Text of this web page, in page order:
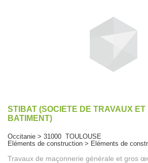
STIBAT (SOCIETE DE TRAVAUX
BATIMENT)
Occitanie > 31000 TOULOUSE
Eléments de construction > Eléments de
Travaux de maçonnerie générale et gros